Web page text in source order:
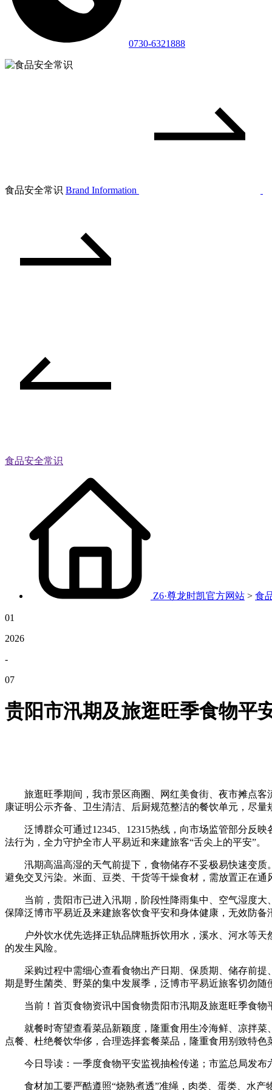
0730-6321888
食品安全常识 Brand Information
食品安全常识
Z6·尊龙时凯官方网站 > 食
01
2026
-
07
贵阳市汛期及旅逛旺季食物平
旅逛旺季期间，我市景区商圈、网红美食街、夜市摊点客
康证明公示齐备、卫生清洁、后厨规范整洁的餐饮单元，尽
泛博群众可通过12345、12315热线，向市场监管部分反映
法行为，全力守护全市人平易近和来建旅客“舌尖上的平安”。
汛期高温高湿的天气前提下，食物储存不妥极易快速变质
避免交叉污染。米面、豆类、干货等干燥食材，需放置正在
当前，贵阳市已进入汛期，阶段性降雨集中、空气湿度大
保障泛博市平易近及来建旅客饮食平安和身体健康，无效防
户外饮水优先选择正轨品牌瓶拆饮用水，溪水、河水等天
的发生风险。
采购过程中需细心查看食物出产日期、保质期、储存前提
期是野生菌类、野菜的集中发展季，泛博市平易近旅客切勿
当前！首页食物资讯中国食物贵阳市汛期及旅逛旺季食物
就餐时寄望查看菜品新颖度，隆重食用生冷海鲜、凉拌菜
点餐、杜绝餐饮华侈，合理选择套餐菜品，隆重食用别致特
今日导读：一季度食物平安监视抽检传递；市监总局发布
食材加工要严酷遵照“烧熟煮透”准绳，肉类、蛋类、水产